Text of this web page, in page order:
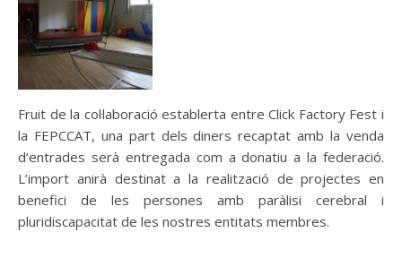
Fruit de la col·laboració establerta entre Click Factory Fest i
la FEPCCAT, una part dels diners recaptat amb la venda
d’entrades serà entregada com a donatiu a la federació.
L’import anirà destinat a la realització de projectes en
benefici de les persones amb paràlisi cerebral i
pluridiscapacitat de les nostres entitats membres.